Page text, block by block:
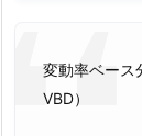
変動率ベース
VBD）